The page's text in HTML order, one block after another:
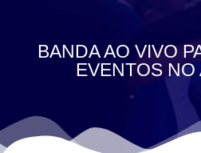
BANDA AO VIVO
EVENTOS NO